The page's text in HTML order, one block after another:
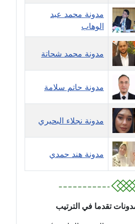
عبد الحميد
غازي
الحربي
عفيفي
عوض
سلامة
مدونة محمد عبد
الوهاب
مدونة محمد شحاتة
مدونة حاتم سلامة
مدونة نجلاء البحيري
مدونة هند حمدي
تقدما في الترتيب